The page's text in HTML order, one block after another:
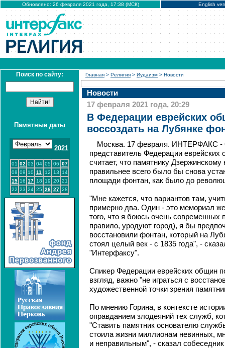
Обновлено: 26 февраля 2021 года, 17:38 (МСК) English
Поиск по сайту:
Памятные даты
2021
01 02 03 04 05 06 07
08 09 10 11 12 13
14
15 16 17 18 19 20 21
22 23 24 25 26 27 28
Главная > Религия > Иудаизм > Новости
Новости
17 февраля 2021 года, 20:29
В Федерации еврейских
воссоздать на Лубянке
Москва. 17 февраля. ИНТЕРФАКС
представитель Федерации еврейских
считает, что памятнику
правильнее всего было бы снова
площади фонтан, как было до
"Мне кажется, что вариантов там,
примерно два. Один - это мемориал
того, что я боюсь очень современных
правило, уродуют город), я бы
восстановили фонтан, который на
стоял целый век - с 1835 года", -
"Интерфаксу".
Спикер Федерации еврейских общин
взгляд, важно "не играться с
художественной точки зрения
По мнению Горина, в контексте
оправданием злодеяний тех служб,
"Ставить памятник основателю
стоила жизни миллионам невинных,
и неправильным", - сказал собеседник